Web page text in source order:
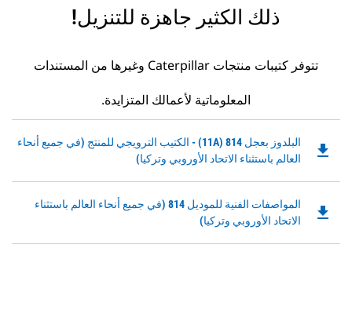
ذلك الكثير جاهزة للتنزيل!
تتوفر كتيبات منتجات Caterpillar وغيرها من المستندات
المعلوماتية لأعمالك المتزايدة.
البلدوز بعجل 814 (11A) - الكتيب الترويجي للمنتج (في جميع أنحاء
العالم باستثناء الاتحاد الأوروبي وتركيا)
Downloadable
PDF
Tab
file_download
المواصفات الفنية للموديل 814 (في جميع أنحاء العالم باستثناء
الاتحاد الأوروبي وتركيا)
Downloadable
PDF
file_download